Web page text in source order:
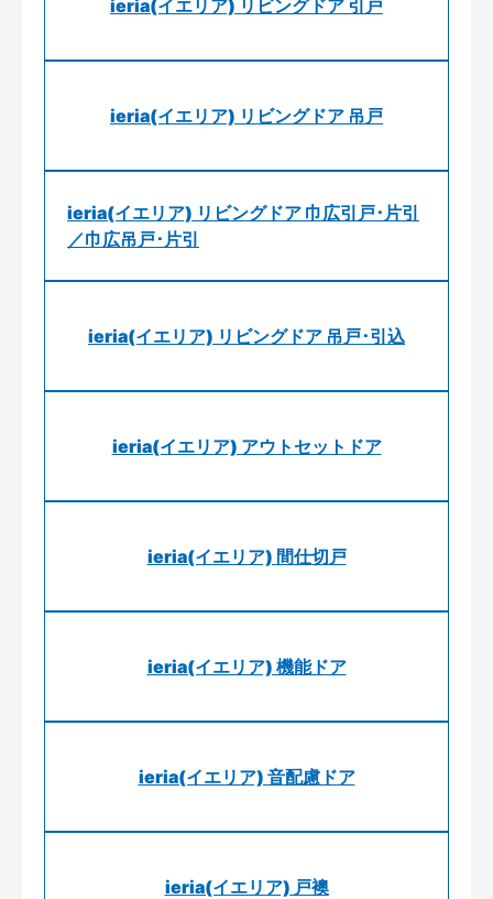
ieria(イエリア) リビングドア 引戸
ieria(イエリア) リビングドア 吊戸
ieria(イエリア) リビングドア 巾広引戸･片引
／巾広吊戸･片引
ieria(イエリア) リビングドア 吊戸･引込
ieria(イエリア) アウトセットドア
ieria(イエリア) 間仕切戸
ieria(イエリア) 機能ドア
ieria(イエリア) 音配慮ドア
ieria(イエリア) 戸襖